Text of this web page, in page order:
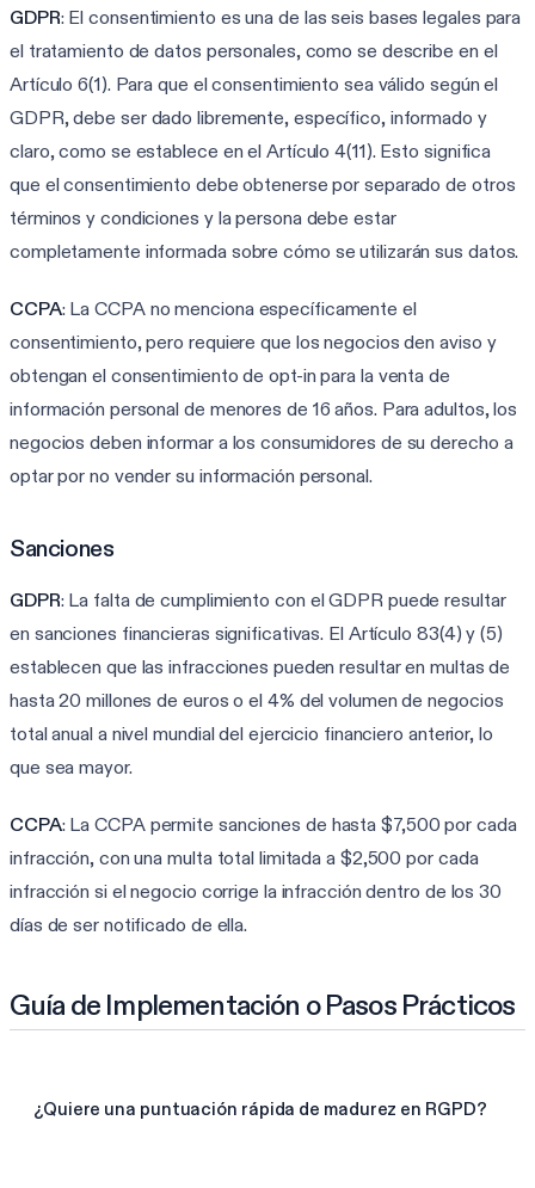
GDPR: El consentimiento es una de las seis bases legales para
el tratamiento de datos personales, como se describe en el
Artículo 6(1). Para que el consentimiento sea válido según el
GDPR, debe ser dado libremente, específico, informado y
claro, como se establece en el Artículo 4(11). Esto significa
que el consentimiento debe obtenerse por separado de otros
términos y condiciones y la persona debe estar
completamente informada sobre cómo se utilizarán sus datos.
CCPA: La CCPA no menciona específicamente el
consentimiento, pero requiere que los negocios den aviso y
obtengan el consentimiento de opt-in para la venta de
información personal de menores de 16 años. Para adultos, los
negocios deben informar a los consumidores de su derecho a
optar por no vender su información personal.
Sanciones
GDPR: La falta de cumplimiento con el GDPR puede resultar
en sanciones financieras significativas. El Artículo 83(4) y (5)
establecen que las infracciones pueden resultar en multas de
hasta 20 millones de euros o el 4% del volumen de negocios
total anual a nivel mundial del ejercicio financiero anterior, lo
que sea mayor.
CCPA: La CCPA permite sanciones de hasta $7,500 por cada
infracción, con una multa total limitada a $2,500 por cada
infracción si el negocio corrige la infracción dentro de los 30
días de ser notificado de ella.
Guía de Implementación o Pasos Prácticos
¿Quiere una puntuación rápida de madurez en RGPD?